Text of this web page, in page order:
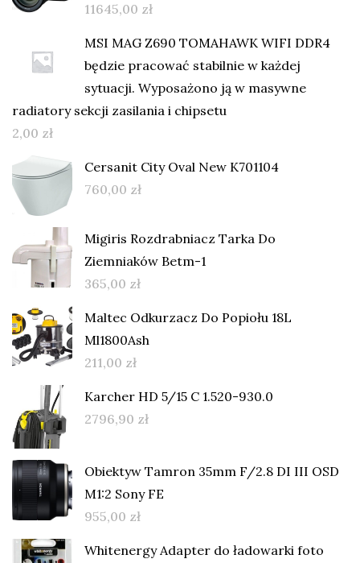
11645,00 zł
MSI MAG Z690 TOMAHAWK WIFI DDR4
będzie pracować stabilnie w każdej
sytuacji. Wyposażono ją w masywne
radiatory sekcji zasilania i chipsetu
2,00 zł
Cersanit City Oval New K701104
760,00 zł
Migiris Rozdrabniacz Tarka Do
Ziemniaków Betm-1
365,00 zł
Maltec Odkurzacz Do Popiołu 18L
Ml1800Ash
211,00 zł
Karcher HD 5/15 C 1.520-930.0
2796,90 zł
Obiektyw Tamron 35mm F/2.8 DI III OSD
M1:2 Sony FE
955,00 zł
Whitenergy Adapter do ładowarki foto